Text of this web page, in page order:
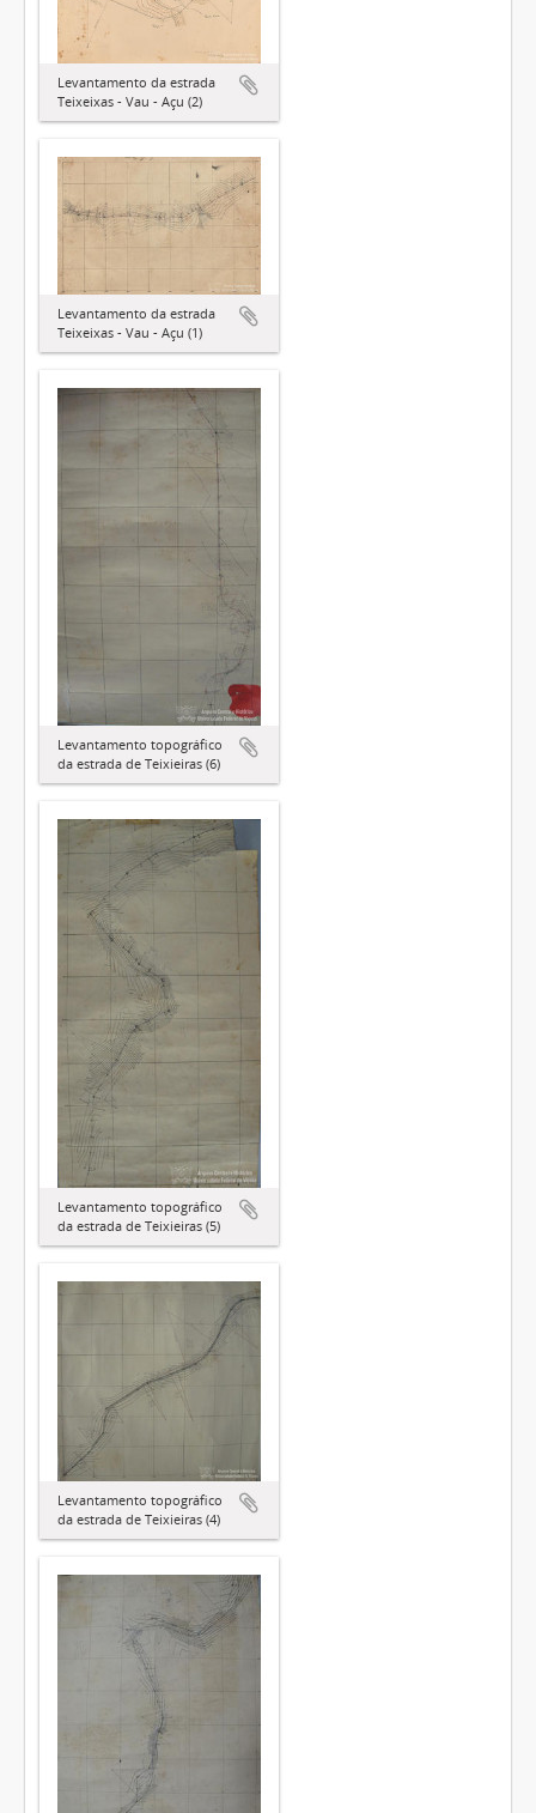
Levantamento da estrada
Teixeixas - Vau - Açu (2)
Levantamento da estrada
Teixeixas - Vau - Açu (1)
Levantamento topográfico
da estrada de Teixieiras (6)
Levantamento topográfico
da estrada de Teixieiras (5)
Levantamento topográfico
da estrada de Teixieiras (4)